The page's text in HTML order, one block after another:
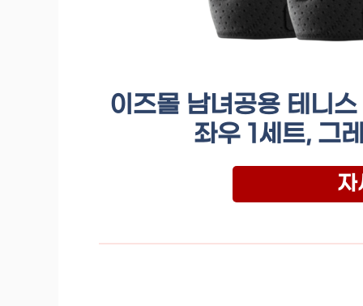
이즈몰 남녀공용 테니
좌우 1세트, 그
자